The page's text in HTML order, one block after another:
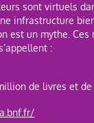
sont virtuels
infrastructure
est un mythe. Ces
:
de livres et